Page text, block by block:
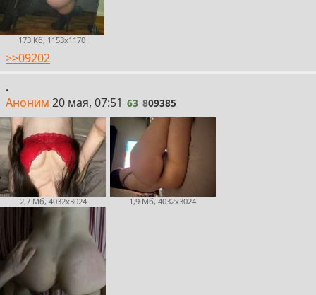
173 Кб, 1153x1170
>>09202
.
Аноним 63
20 мая, 07:51 63 809385
2,7 Мб, 4032x3024 1,9 Мб, 4032x3024